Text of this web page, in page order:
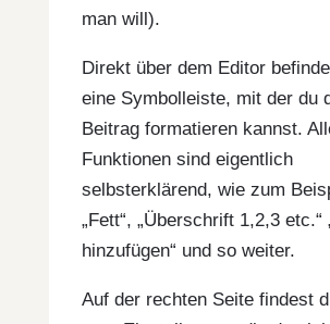
man will).
Direkt über dem Editor
eine Symbolleiste, mit der du
Beitrag formatieren kannst.
Funktionen sind eigentlich
selbsterklärend, wie zum
„Fett“, „Überschrift 1,2,3 etc.“
hinzufügen“ und so weiter.
Auf der rechten Seite findest